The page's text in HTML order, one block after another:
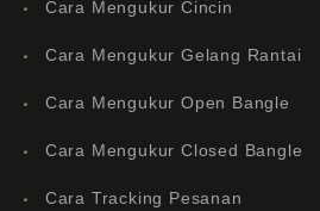
Cara Mengukur Cincin
Cara Mengukur Gelang Rantai
Cara Mengukur Open Bangle
Cara Mengukur Closed Bangle
Cara Tracking Pesanan